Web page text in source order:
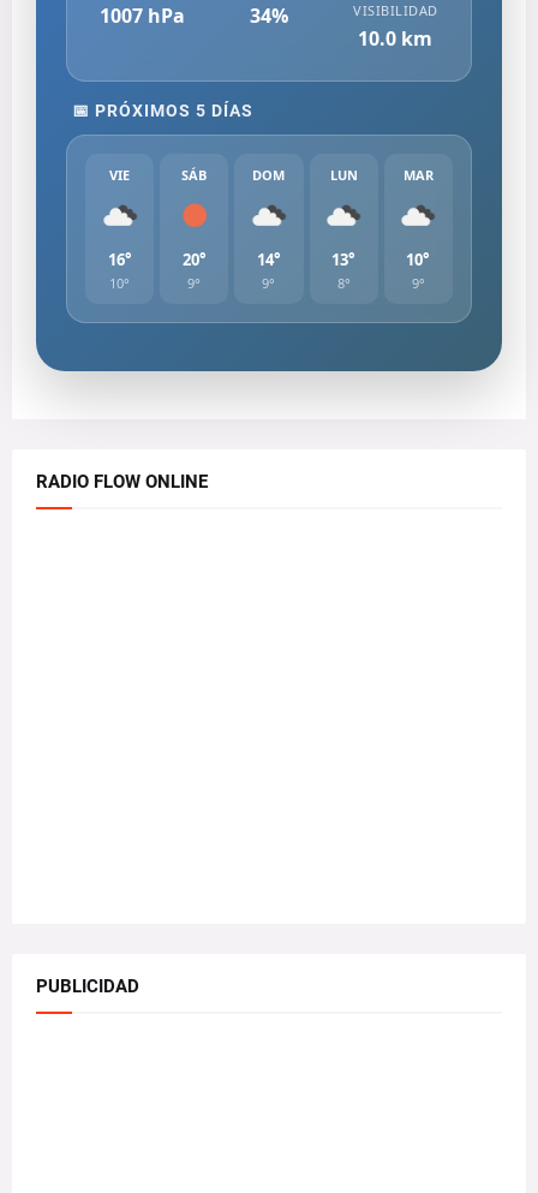
1007 hPa 34%
VISIBILIDAD
10.0 km
📅 PRÓXIMOS 5 DÍAS
VIE
16°
10°
SÁB
20°
9°
DOM
14°
9°
LUN
13°
8°
MAR
10°
9°
RADIO FLOW ONLINE
PUBLICIDAD